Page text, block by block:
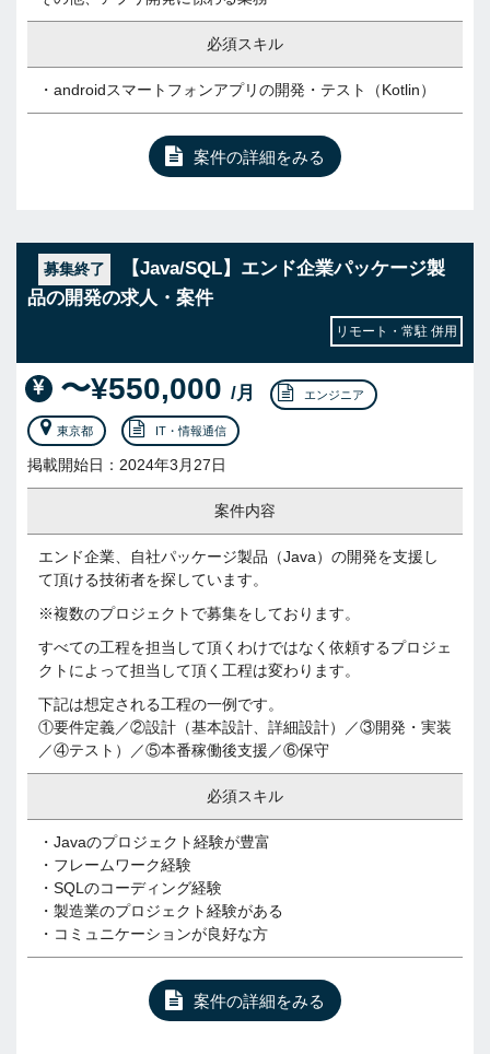
必須スキル
・androidスマートフォンアプリの開発・テスト（Kotlin）
案件の詳細をみる
募集終了
【Java/SQL】エンド企業パッケージ製
品の開発の求人・案件
リモート・常駐 併用
〜¥550,000 /月 エンジニア
東京都 IT・情報通信
掲載開始日：2024年3月27日
案件内容
エンド企業、自社パッケージ製品（Java）の開発を支援し
て頂ける技術者を探しています。
※複数のプロジェクトで募集をしております。
すべての工程を担当して頂くわけではなく依頼するプロジェ
クトによって担当して頂く工程は変わります。
下記は想定される工程の一例です。
①要件定義／②設計（基本設計、詳細設計）／③開発・実装
／④テスト）／⑤本番稼働後支援／⑥保守
必須スキル
・Javaのプロジェクト経験が豊富
・フレームワーク経験
・SQLのコーディング経験
・製造業のプロジェクト経験がある
・コミュニケーションが良好な方
案件の詳細をみる